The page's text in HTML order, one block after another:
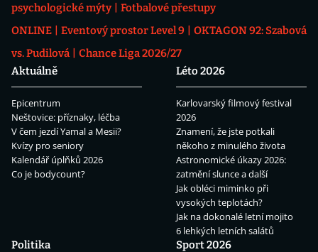
psychologické mýty
Fotbalové přestupy
ONLINE
Eventový prostor Level 9
OKTAGON 92: Szabová
vs. Pudilová
Chance Liga 2026/27
Aktuálně
Epicentrum
Neštovice: příznaky, léčba
V čem jezdí Yamal a Mesii?
Kvízy pro seniory
Kalendář úplňků 2026
Co je bodycount?
Léto 2026
Karlovarský filmový festival
2026
Znamení, že jste potkali
někoho z minulého života
Astronomické úkazy 2026:
zatmění slunce a další
Jak obléci miminko při
vysokých teplotách?
Jak na dokonalé letní mojito
6 lehkých letních salátů
Politika
Sport 2026